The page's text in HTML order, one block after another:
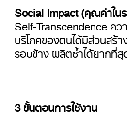
Social Impact (คุณค่าใน
Self-Transcendence คว
บริโภคของตนได้มีส่วนสร้า
รอบข้าง ผลิตซ้ำได้ยากที่สุ
3 ขั้นตอนการใช้งาน